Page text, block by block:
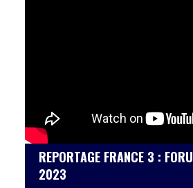
REPORTAGE FRANCE 3 :
2023